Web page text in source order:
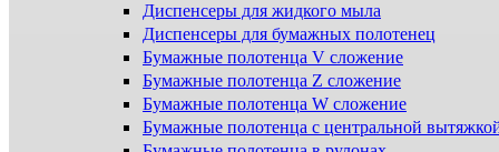
Диспенсеры для жидкого мыла
Диспенсеры для бумажных полотенец
Бумажные полотенца V сложение
Бумажные полотенца Z сложение
Бумажные полотенца W сложение
Бумажные полотенца с центральной